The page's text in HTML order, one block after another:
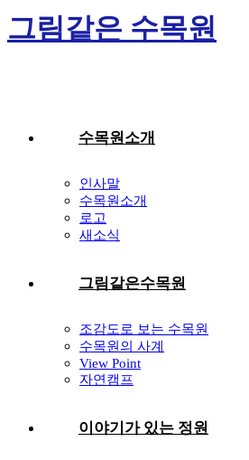
Skip
content
그림같은 수목원
수목원소개
인사말
수목원소개
로고
새소식
그림같은수목원
조감도로 보는 수목원
수목원의 사계
View Point
자연캠프
이야기가 있는 정원